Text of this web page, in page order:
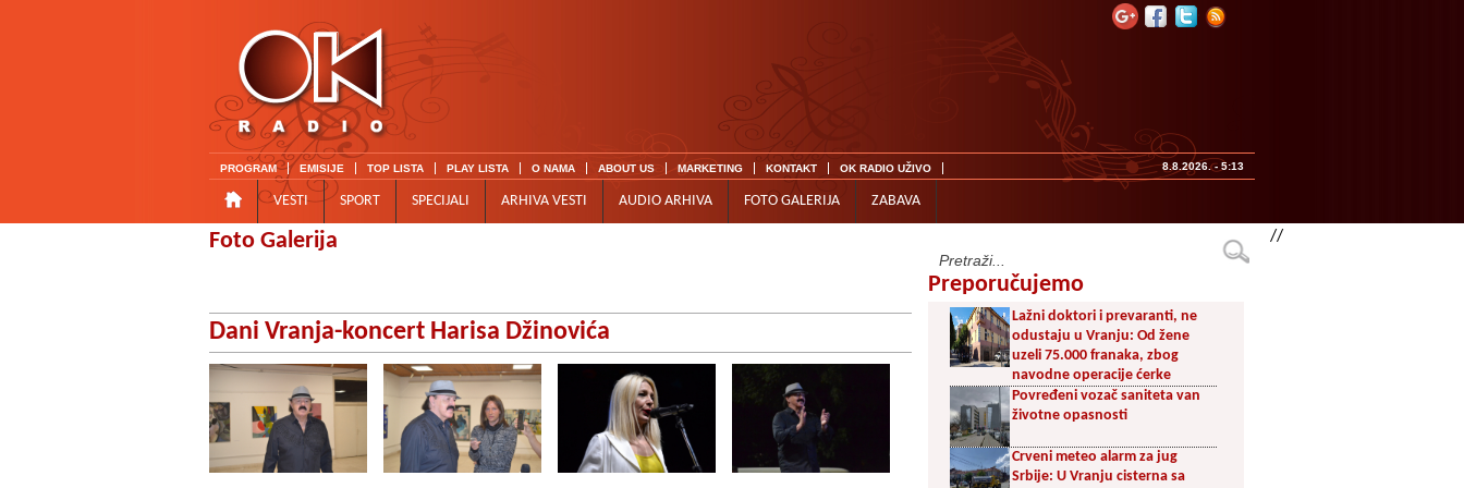
PROGRAM EMISIJE TOP LISTA PLAY LISTA O NAMA ABOUT US MARKETING KONTAKT OK RADIO UŽIVO 8.8.2026. - 5:13
VESTI SPORT SPECIJALI ARHIVA VESTI AUDIO ARHIVA FOTO GALERIJA ZABAVA
Foto Galerija
Dani Vranja-koncert Harisa Džinovića
Preporučujemo
Lažni doktori i prevaranti, ne
odustaju u Vranju: Od žene
uzeli 75.000 franaka, zbog
navodne operacije ćerke
Povređeni vozač saniteta van
životne opasnosti
Crveni meteo alarm za jug
Srbije: U Vranju cisterna sa
//